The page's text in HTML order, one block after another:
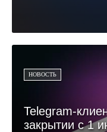
НОВОСТЬ
Telegram-
закрытии с 1